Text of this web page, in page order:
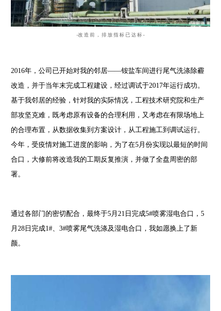
-改造前，排放指标已达标-
2016年，公司已开始对我的邻居——铵盐车间进行尾气洗涤除霾
改造 ，并于当年末完成工程建设，经过调试于2017年运行成功。
基于我邻居的经验，针对我的实际情况，工程技术研究院和生产
部攻坚克难，既考虑原有设备的合理利用，又考虑在有限场地上
的合理布置，从数据收集到方案设计，从工程施工到调试运行。
今年，受疫情对施工进度的影响，为了在5月份实现以最短的时间
合口，大修前将改造我的工期反复推演，并做了全盘周密的部
署。
通过各部门的密切配合，最终于5月21日完成5#喷雾湿电合口，5
月28日完成1#、3#喷雾尾气洗涤及湿电合口，我如愿换上了新
颜。